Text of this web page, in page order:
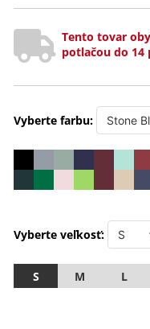
Tento tovar
potlačou do 14
Vyberte farbu:
Vyberte veľkosť:
S M L